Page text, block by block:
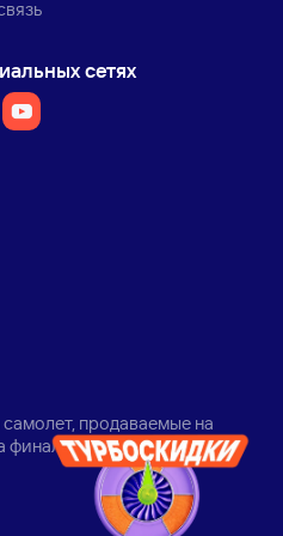
сетях
продаваемые на
финальном шаге